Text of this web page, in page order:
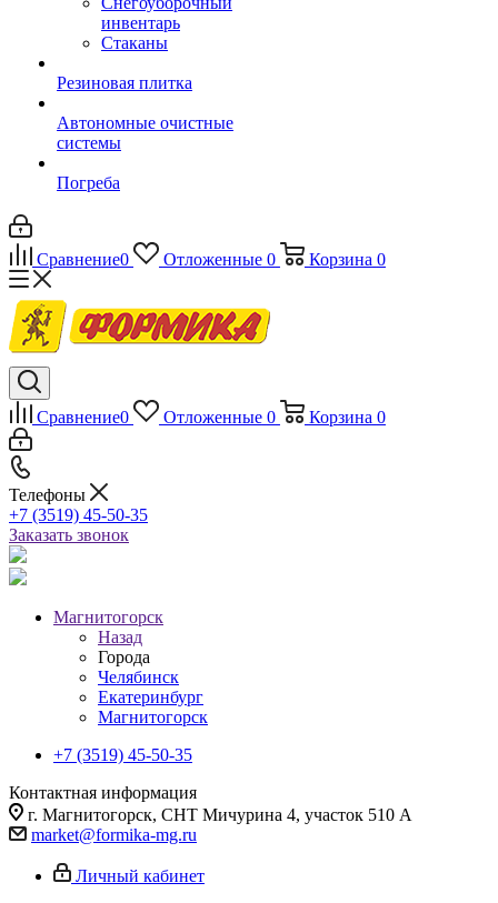
инвентарь
Стаканы
Резиновая плитка
Автономные очистные
системы
Погреба
Сравнение0 Отложенные 0 Корзина 0
Сравнение0 Отложенные 0 Корзина 0
Телефоны
+7 (3519) 45-50-35
Заказать звонок
Магнитогорск
Назад
Города
Челябинск
Екатеринбург
Магнитогорск
+7 (3519) 45-50-35
Контактная информация
г. Магнитогорск, СНТ Мичурина 4, участок 510 А
market@formika-mg.ru
Личный кабинет